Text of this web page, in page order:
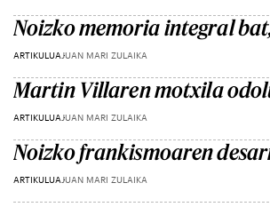
Noizko memoria integral
ARTIKULUA JUAN MARI ZULAIKA
Martin Villaren motxila
ARTIKULUA JUAN MARI ZULAIKA
Noizko frankismoaren
ARTIKULUA JUAN MARI ZULAIKA